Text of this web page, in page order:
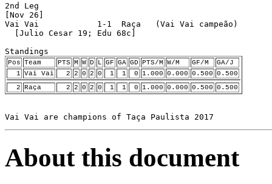
2nd Leg
[Nov 26]
Vai Vai            1-1  Raça   (Vai Vai campeão)
  [Julio Cesar 19; Edu 68c]
Pos Team PTS M W D L GF GA GD PTS/M W/M GF/M
GA/J
1 Vai Vai 2 2 0 2 0 1 1 0 1.000 0.000 0.500 0.500
2 Raça 2 2 0 2 0 1 1 0 1.000 0.000 0.500 0.500
About this document